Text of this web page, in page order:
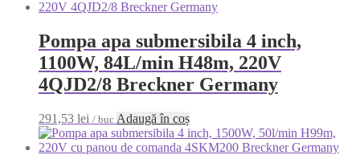
Pompa apa submersibila 4 inch,
1100W, 84L/min H48m, 220V
4QJD2/8 Breckner Germany
291,53 lei / buc Adaugă în coș